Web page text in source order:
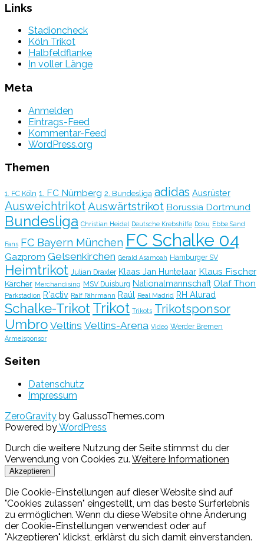
Links
Stadioncheck
Köln Trikot
Halbfeldflanke
In voller Länge
Meta
Anmelden
Eintrags-Feed
Kommentar-Feed
WordPress.org
Themen
1. FC Köln 1. FC Nürnberg 2. Bundesliga adidas Ausrüster
AusweichtrikotAuswärtstrikot Borussia Dortmund
Bundesliga Christian Heidel Deutsche Krebshilfe Doku Ebbe Sand
Fans FC Bayern München FC Schalke 04
Gazprom Gelsenkirchen Gerald Asamoah Hamburger SV
Heimtrikot Julian Draxler Klaas Jan Huntelaar Klaus Fischer
Kärcher Merchandising MSV Duisburg Nationalmannschaft Olaf Thon
Parkstadion R'activ Ralf Fährmann Raúl Real Madrid RH Alurad
Schalke-TrikotTrikot Trikots Trikotsponsor
Umbro Veltins Veltins-Arena Video Werder Bremen
Ärmelsponsor
Seiten
Datenschutz
Impressum
ZeroGravity by GalussoThemes.com
Powered byWordPress
Durch die weitere Nutzung der Seite stimmst du der
Verwendung von Cookies zu. Weitere Informationen
Akzeptieren
Die Cookie-Einstellungen auf dieser Website sind auf
"Cookies zulassen" eingestellt, um das beste Surferlebnis
zu ermöglichen. Wenn du diese Website ohne Änderung
der Cookie-Einstellungen verwendest oder auf
"Akzeptieren" klickst, erklärst du sich damit einverstanden.